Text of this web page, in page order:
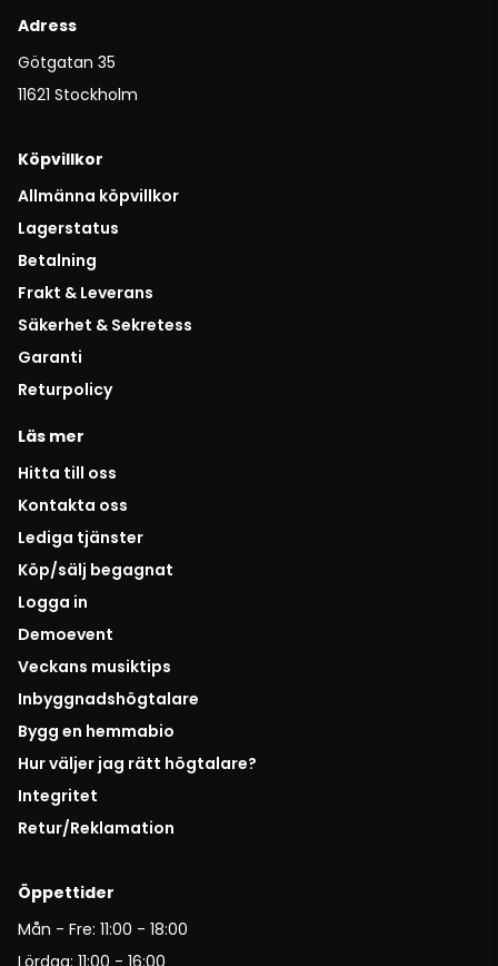
Adress
Götgatan 35
11621 Stockholm
Köpvillkor
Allmänna köpvillkor
Lagerstatus
Betalning
Frakt & Leverans
Säkerhet & Sekretess
Garanti
Returpolicy
Läs mer
Hitta till oss
Kontakta oss
Lediga tjänster
Köp/sälj begagnat
Logga in
Demoevent
Veckans musiktips
Inbyggnadshögtalare
Bygg en hemmabio
Hur väljer jag rätt högtalare?
Integritet
Retur/Reklamation
Öppettider
Mån - Fre: 11:00 - 18:00
Lördag: 11:00 - 16:00